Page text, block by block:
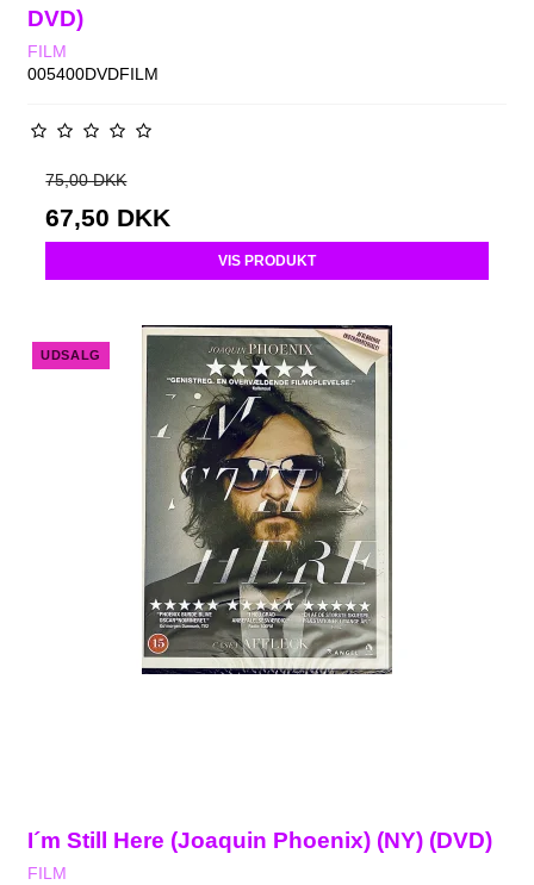
DVD)
FILM
005400DVDFILM
75,00 DKK
67,50 DKK
VIS PRODUKT
UDSALG
I´m Still Here (Joaquin Phoenix) (NY) (DVD)
FILM